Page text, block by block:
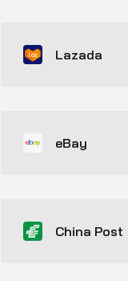
Lazada
eBay
China Post